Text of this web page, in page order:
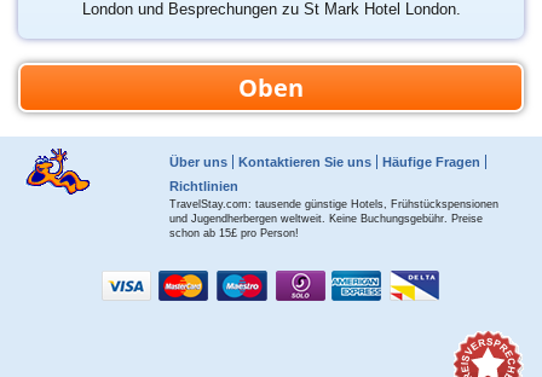
London und Besprechungen zu St Mark Hotel London.
Oben
Über uns Kontaktieren Sie uns
Häufige Fragen
Richtlinien
TravelStay.com: tausende günstige Hotels, Frühstückspensionen
und Jugendherbergen weltweit. Keine Buchungsgebühr. Preise
schon ab 15£ pro Person!